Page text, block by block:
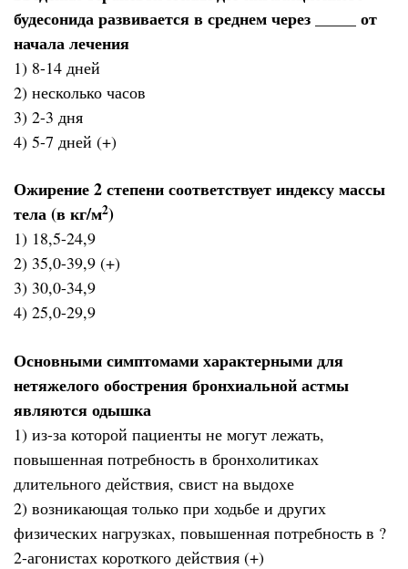
будесонида развивается в среднем через _____ от
начала лечения
1) 8-14 дней
2) несколько часов
3) 2-3 дня
4) 5-7 дней (+)
Ожирение 2 степени соответствует индексу массы
тела (в кг/м2)
1) 18,5-24,9
2) 35,0-39,9 (+)
3) 30,0-34,9
4) 25,0-29,9
Основными симптомами характерными для
нетяжелого обострения бронхиальной астмы
являются одышка
1) из-за которой пациенты не могут лежать,
повышенная потребность в бронхолитиках
длительного действия, свист на выдохе
2) возникающая только при ходьбе и других
физических нагрузках, повышенная потребность в ?
2-агонистах короткого действия (+)